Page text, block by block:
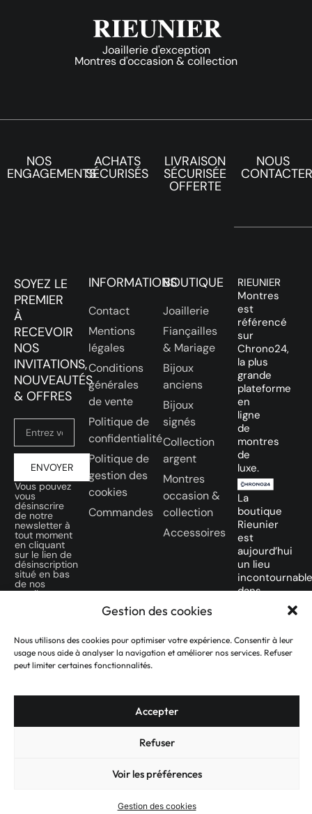
Gestion des cookies
Nous utilisons des cookies pour optimiser votre expérience. Consentir à leur
usage nous aide à analyser la navigation et améliorer nos services. Refuser
peut limiter certaines fonctionnalités.
Accepter
Refuser
Voir les préférences
Gestion des cookies
Joaillerie d'exception
Montres d'occasion & collection
NOS
ENGAGEMENTS
ACHATS
SÉCURISÉS
LIVRAISON
SÉCURISÉE
OFFERTE
NOUS
CONTACTER
SOYEZ LE
PREMIER
À
RECEVOIR
NOS
INVITATIONS,
NOUVEAUTÉS
& OFFRES
ENVOYER
Vous pouvez
vous
désinscrire
de notre
newsletter à
tout moment
en cliquant
sur le lien de
désinscription
situé en bas
de nos
emails.
NOS
RÉSEAUX
SOCIAUX
INFORMATIONS
Contact
Mentions
légales
Conditions
générales
de vente
Politique de
confidentialité
Politique de
gestion des
cookies
Commandes
BOUTIQUE
Joaillerie
Fiançailles
& Mariage
Bijoux
anciens
Bijoux
signés
Collection
argent
Montres
occasion &
collection
Accessoires
RIEUNIER
Montres
est
référencé
sur
Chrono24,
la plus
grande
plateforme
en
ligne
de
montres
de
luxe.
La
boutique
Rieunier
est
aujourd’hui
un lieu
incontournable
dans
amateurs
de
© Réalisé par Designea - 2025